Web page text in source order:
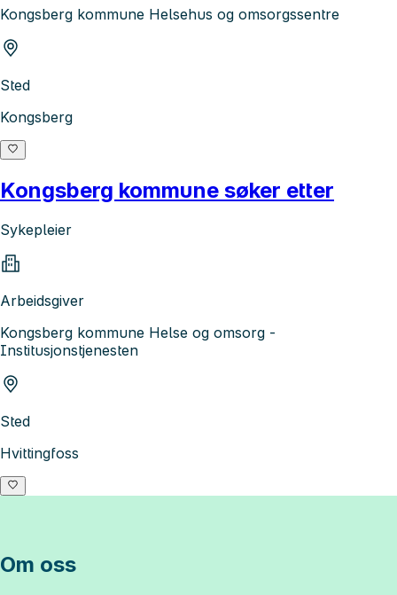
Kongsberg kommune Helsehus og omsorgssentre
Sted
Kongsberg
Kongsberg kommune søker etter
Sykepleier
Arbeidsgiver
Kongsberg kommune Helse og omsorg -
Institusjonstjenesten
Sted
Hvittingfoss
Om oss